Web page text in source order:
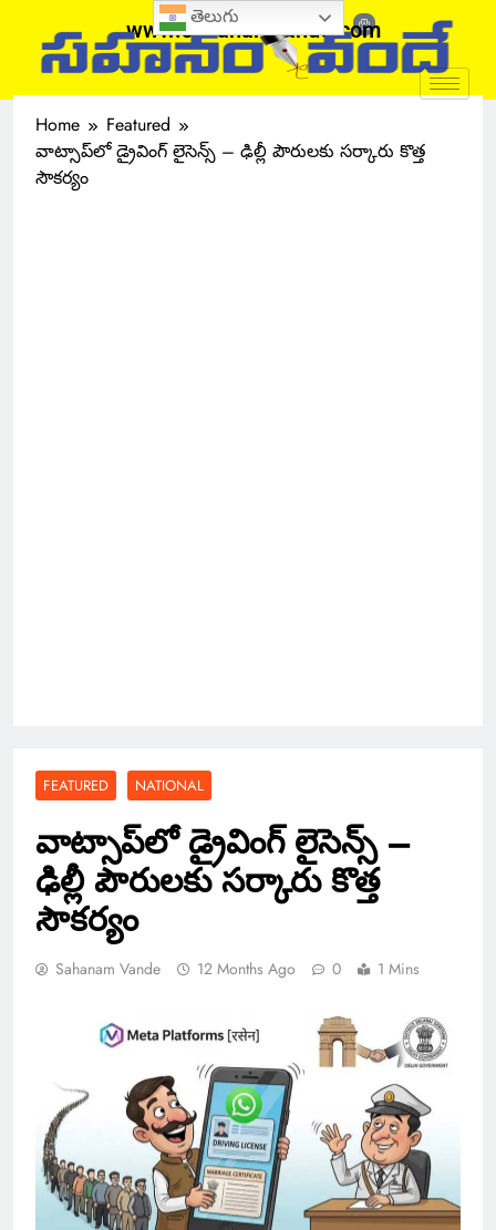
www.sahanamvande.com
Home
Featured
వాట్సాప్‌లో డ్రైవింగ్ లైసెన్స్ – ఢిల్లీ పౌరులకు సర్కారు కొత్త
సౌకర్యం
FEATURED NATIONAL
వాట్సాప్‌లో డ్రైవింగ్ లైసెన్స్ –
ఢిల్లీ పౌరులకు సర్కారు కొత్త
సౌకర్యం
Sahanam Vande 12 Months Ago 0 1 Mins
తెలుగు